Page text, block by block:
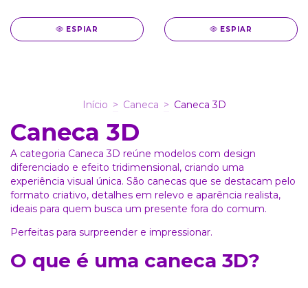
ESPIAR ESPIAR
Início > Caneca > Caneca 3D
Caneca 3D
A categoria Caneca 3D reúne modelos com design
diferenciado e efeito tridimensional, criando uma
experiência visual única. São canecas que se destacam pelo
formato criativo, detalhes em relevo e aparência realista,
ideais para quem busca um presente fora do comum.
Perfeitas para surpreender e impressionar.
O que é uma caneca 3D?